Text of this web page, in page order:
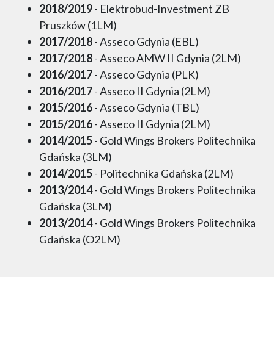
2018/2019- Elektrobud-Investment ZB
Pruszków (1LM)
2017/2018- Asseco Gdynia (EBL)
2017/2018- Asseco AMW II Gdynia (2LM)
2016/2017- Asseco Gdynia (PLK)
2016/2017- Asseco II Gdynia (2LM)
2015/2016- Asseco Gdynia (TBL)
2015/2016- Asseco II Gdynia (2LM)
2014/2015- Gold Wings Brokers Politechnika
Gdańska (3LM)
2014/2015- Politechnika Gdańska (2LM)
2013/2014- Gold Wings Brokers Politechnika
Gdańska (3LM)
2013/2014- Gold Wings Brokers Politechnika
Gdańska (O2LM)